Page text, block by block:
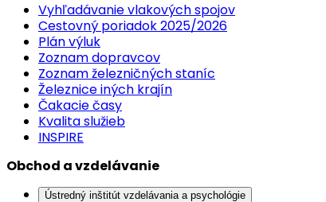
Vyhľadávanie vlakových spojov
Cestovný poriadok 2025/2026
Plán výluk
Zoznam dopravcov
Zoznam železničných staníc
Železnice iných krajín
Čakacie časy
Kvalita služieb
INSPIRE
Obchod a vzdelávanie
Ústredný inštitút vzdelávania a psychológie